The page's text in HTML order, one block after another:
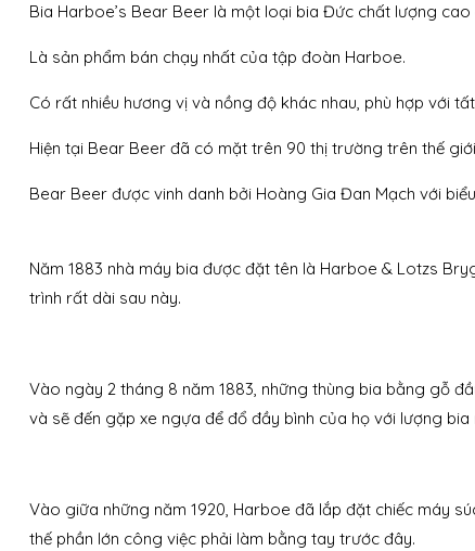
Bia Harboe’s Bear Beer là một loại bia Đức chất lượng
Là sản phẩm bán chạy nhất của tập đoàn Harboe.
Có rất nhiều hương vị và nồng độ khác nhau, phù hợp với
Hiện tại Bear Beer đã có mặt trên 90 thị trường trên thế
Bear Beer được vinh danh bởi Hoàng Gia Đan Mạch với
Năm 1883 nhà máy bia được đặt tên là Harboe & Lotzs
trình rất dài sau này.
Vào ngày 2 tháng 8 năm 1883, những thùng bia bằng gỗ
và sẽ đến gặp xe ngựa để đổ đầy bình của họ với lượng bia
Vào giữa những năm 1920, Harboe đã lắp đặt chiếc máy
thế phần lớn công việc phải làm bằng tay trước đây.